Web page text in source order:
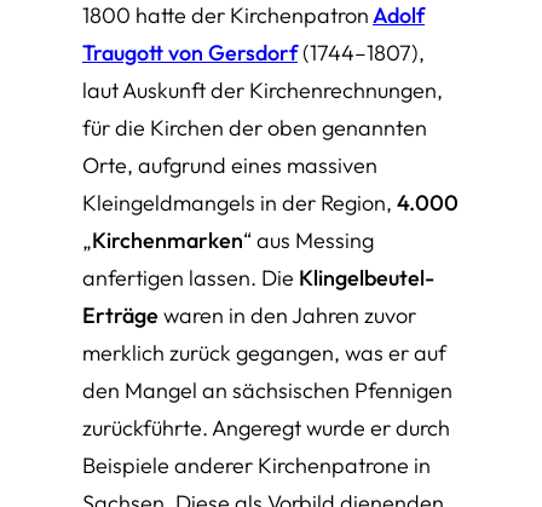
1800 hatte der KirchenpatronAdolf
Traugott von Gersdorf(1744–1807),
laut Auskunft der Kirchenrechnungen,
für die Kirchen der oben genannten
Orte, aufgrund eines massiven
Kleingeldmangels in der Region, 4.000
„Kirchenmarken“ aus Messing
anfertigen lassen. Die Klingelbeutel-
Erträgewaren in den Jahren zuvor
merklich zurück gegangen, was er auf
den Mangel an sächsischen Pfennigen
zurückführte. Angeregt wurde er durch
Beispiele anderer Kirchenpatrone in